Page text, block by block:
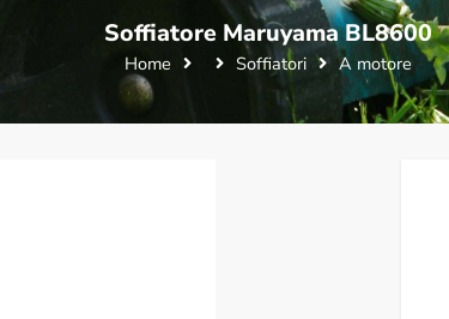
Soffiatore Maruyama BL8600
Home Soffiatori A motore